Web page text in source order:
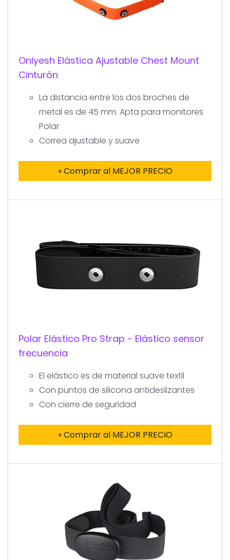
Onlyesh Elástica Ajustable Chest Mount
Cinturón
La distancia entre los dos broches de
metal es de 45 mm. Apta para monitores
Polar
Correa ajustable y suave
» Comprar al MEJOR PRECIO
Polar Elástico Pro Strap - Elástico sensor
frecuencia
El elástico es de material suave textil
Con puntos de silicona antideslizantes
Con cierre de seguridad
» Comprar al MEJOR PRECIO